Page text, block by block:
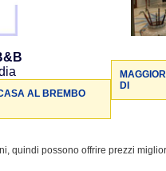
AL BREMBO
DI
quindi possono offrire prezzi